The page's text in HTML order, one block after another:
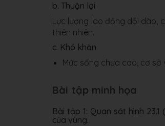
b. Thuận lợi
Lực lượng lao động dồi dào,
thiên nhiên.
c. Khó khăn
Mức sống chưa cao, cơ
Bài tập minh họa
Bài tập 1: Quan sát hình
của vùng.